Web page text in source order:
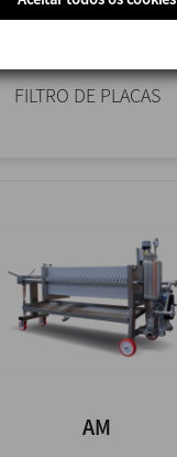
FILTRO DE PLACAS
AM